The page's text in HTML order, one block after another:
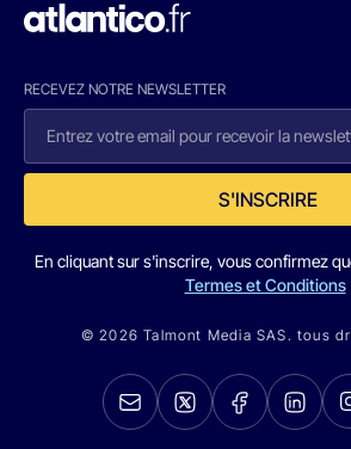
RECEVEZ NOTRE NEWSLETTER
S'INSCRIRE
En cliquant sur s'inscrire, vous confirmez
Termes et Conditions
© 2026 Talmont Media SAS. tous